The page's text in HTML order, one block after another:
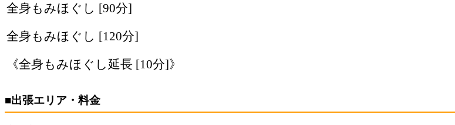
全身もみほぐし [90分]
全身もみほぐし [120分]
《全身もみほぐし延長 [10分]》
■出張エリア・料金